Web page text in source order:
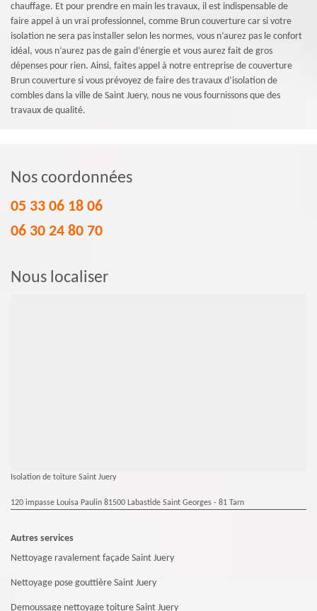
chauffage. Et pour prendre en main les travaux, il est indispensable de
faire appel à un vrai professionnel, comme Brun couverture car si votre
isolation ne sera pas installer selon les normes, vous n’aurez pas le confort
idéal, vous n’aurez pas de gain d’énergie et vous aurez fait de gros
dépenses pour rien. Ainsi, faites appel à notre entreprise de couverture
Brun couverture si vous prévoyez de faire des travaux d’isolation de
combles dans la ville de Saint Juery, nous ne vous fournissons que des
travaux de qualité.
Nos coordonnées
05 33 06 18 06
06 30 24 80 70
Nous localiser
Isolation de toiture Saint Juery
120 impasse Louisa Paulin 81500 Labastide Saint Georges - 81 Tarn
Autres services
Nettoyage ravalement façade Saint Juery
Nettoyage pose gouttière Saint Juery
Demoussage nettoyage toiture Saint Juery